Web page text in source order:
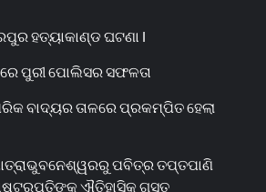
ହତ୍ୟାକାଣ୍ଡ ଘଟଣା l
ପୁରୀ ପୋଲିସର ସଫଳତା
ବାଦ୍ୟର ତାଳରେ ପ୍ରକମ୍ପିତ ହେଲା
ପବିତ୍ର ତପ୍ତପାଣି
ଐତିହାସିକ ଗସ୍ତ